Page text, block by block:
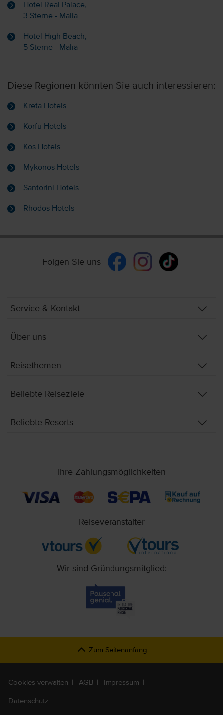
Hotel Real Palace,
3 Sterne - Malia
Hotel High Beach,
5 Sterne - Malia
Diese Regionen könnten Sie auch interessieren:
Kreta Hotels
Korfu Hotels
Kos Hotels
Mykonos Hotels
Santorini Hotels
Rhodos Hotels
Folgen Sie uns
Service & Kontakt
Über uns
Reisethemen
Beliebte Reiseziele
Beliebte Resorts
Ihre Zahlungsmöglichkeiten
Reiseveranstalter
Wir sind Gründungsmitglied:
Zum Seitenanfang
Cookies verwalten AGB Impressum
Datenschutz